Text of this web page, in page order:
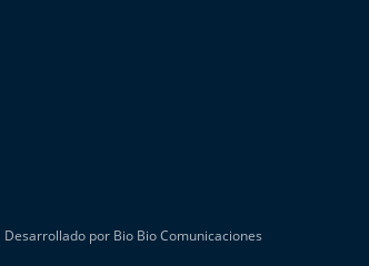
Desarrollado por Bio Bio Comunicaciones